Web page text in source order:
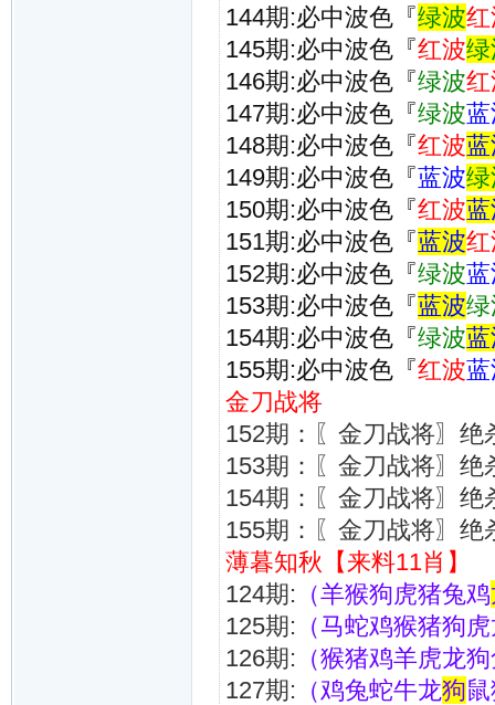
144期:必中波色『绿波
145期:必中波色『红波
146期:必中波色『绿波
147期:必中波色『绿波
148期:必中波色『红波
149期:必中波色『蓝波
150期:必中波色『红波
151期:必中波色『蓝波
152期:必中波色『绿波
153期:必中波色『蓝波
154期:必中波色『绿波
155期:必中波色『红波
金刀战将
152期：〖金刀战将〗绝
153期：〖金刀战将〗绝
154期：〖金刀战将〗绝
155期：〖金刀战将〗绝
薄暮知秋【来料11肖】
124期: （羊猴狗虎猪兔鸡
125期: （马蛇鸡猴猪狗
126期: （猴猪鸡羊虎龙
127期: （鸡兔蛇牛龙狗